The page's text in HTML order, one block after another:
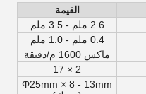
القيمة
2.6 ملم - 3.5 ملم
0.4 ملم - 1.0 ملم
ماكس 1600 م/دقيقة
2 × 17
Φ25mm × 8 - 13mm